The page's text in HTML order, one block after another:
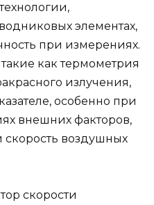
элементах,
при измерениях.
как термометрия
излучения,
особенно при
внешних факторов,
скорость воздушных
скорости